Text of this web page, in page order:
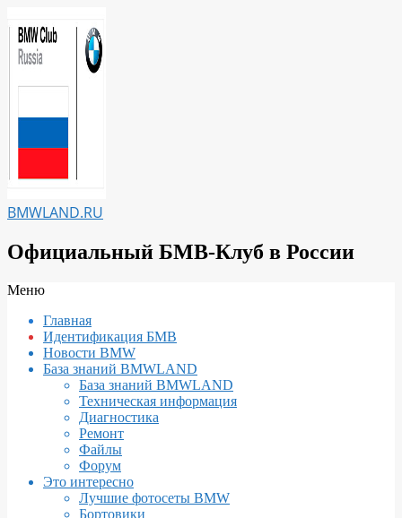
к
содержимому
BMWLAND.RU
Официальный БМВ-Клуб в России
Вторичное
навигации
Меню
Главная
Идентификация БМВ
Новости BMW
База знаний BMWLAND
База знаний BMWLAND
Техническая информация
Диагностика
Ремонт
Файлы
Форум
Это интересно
Лучшие фотосеты BMW
Бортовики